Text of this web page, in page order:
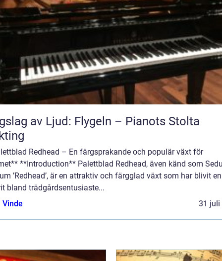
av Ljud: Flygeln – Pianots Stolta
Redhead – En färgsprakande och populär växt för
**Introduction** Palettblad Redhead, även känd som
’Redhead’, är en attraktiv och färgglad växt som har blivit en
bland trädgårdsentusiaste...
Vinde
31 juli